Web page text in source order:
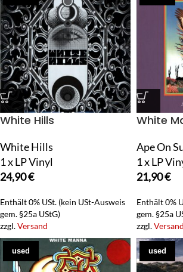
White Hills
White Hills
1 x LP Vinyl
24,90€
Enthält 0% USt. (kein USt-Ausweis
gem. §25a UStG)
zzgl.Versand
White
Ape On
1 x LP
21,90€
Enthält 0%
gem. §25a
zzgl.Versand
used used